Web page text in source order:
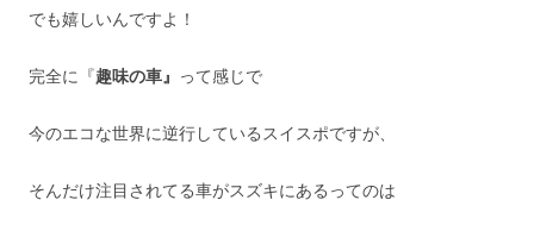
でも嬉しいんですよ！
完全に『趣味の車』 って感じで
今のエコな世界に逆行しているスイスポですが、
そんだけ注目されてる車がスズキにあるってのは